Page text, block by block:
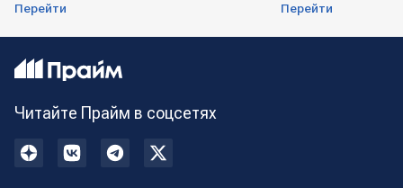
Перейти Перейти
Читайте Прайм в соцсетях